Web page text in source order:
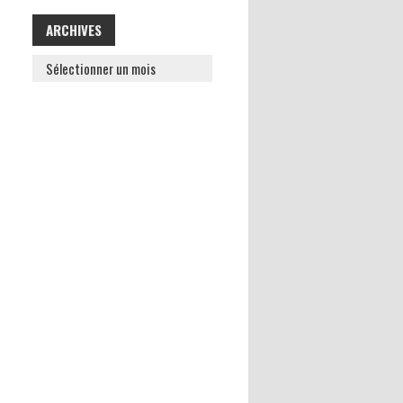
ARCHIVES
ARCHIVES